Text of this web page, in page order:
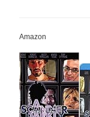
Amazon